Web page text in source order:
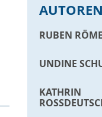
AUTOREN
RUBEN
UNDINE
KATHRIN